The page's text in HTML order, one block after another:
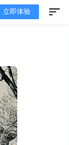
立即体验